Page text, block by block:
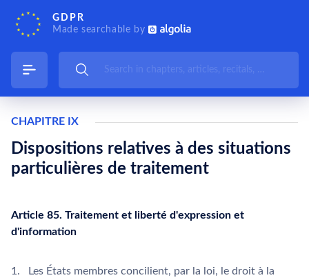
GDPR
Made searchable by
CHAPITRE IX
Dispositions relatives à des situations
particulières de traitement
Article 85. Traitement et liberté d'expression et
d'information
1. Les États membres concilient, par la loi, le droit à la